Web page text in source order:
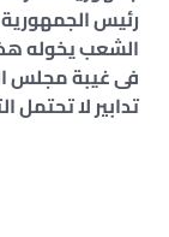
رئيس
الشعب يخوله
فى غيبة مجلس
تدابير لا تحتمل